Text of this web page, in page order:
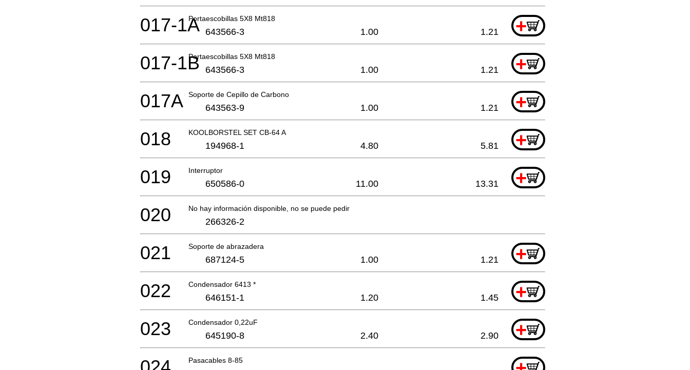
Portaescobillas 5X8 Mt818 +
017-1A 643566-3 1.00 1.21
Portaescobillas 5X8 Mt818 +
017-1B 643566-3 1.00 1.21
Soporte de Cepillo de Carbono +
017A 643563-9 1.00 1.21
KOOLBORSTEL SET CB-64 A +
018 194968-1 4.80 5.81
Interruptor +
019 650586-0 11.00 13.31
No hay información disponible, no se puede pedir
020 266326-2
Soporte de abrazadera +
021 687124-5 1.00 1.21
Condensador 6413 * +
022 646151-1 1.20 1.45
Condensador 0,22uF +
023 645190-8 2.40 2.90
Pasacables 8-85